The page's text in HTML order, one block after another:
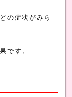
の症状がみら
です。